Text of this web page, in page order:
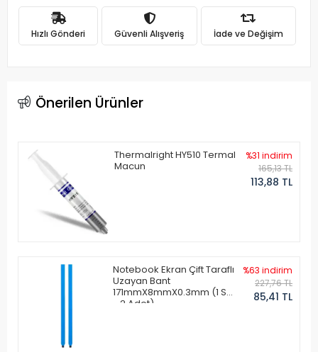
Hızlı Gönderi Güvenli Alışveriş İade ve Değişim
Önerilen Ürünler
Thermalright HY510 Termal
Macun
%31 indirim
165,13 TL
113,88 TL
Notebook Ekran Çift Taraflı
Uzayan Bant
171mmX8mmX0.3mm (1 Set
- 2 Adet)
%63 indirim
227,76 TL
85,41 TL